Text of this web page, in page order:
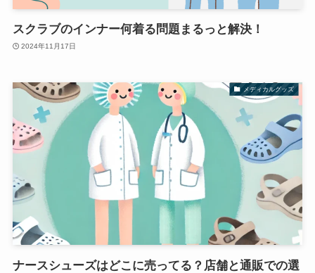
スクラブのインナー何着る問題まるっと解決！
2024年11月17日
メディカルグッズ
ナースシューズはどこに売ってる？店舗と通販での選